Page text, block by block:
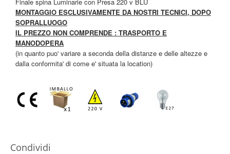
MONTAGGIO ESCLUSIVAMENTE DA NOSTRI TECNICI, DOPO
SOPRALLUOGO
IL PREZZO NON COMPRENDE : TRASPORTO E
MANODOPERA
(in quanto puo' variare a seconda della distanze e delle altezze e
dalla conformita' di come e' situata la location)
Condividi